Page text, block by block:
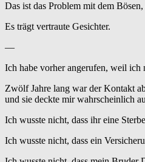
Das ist das Problem mit dem
Es trägt vertraute Gesichter.
—
Ich habe vorher angerufen, weil ich
Zwölf Jahre lang war der Kontakt
und sie deckte mir wahrscheinlich
Ich wusste nicht, dass ihr eine
Ich wusste nicht, dass ein